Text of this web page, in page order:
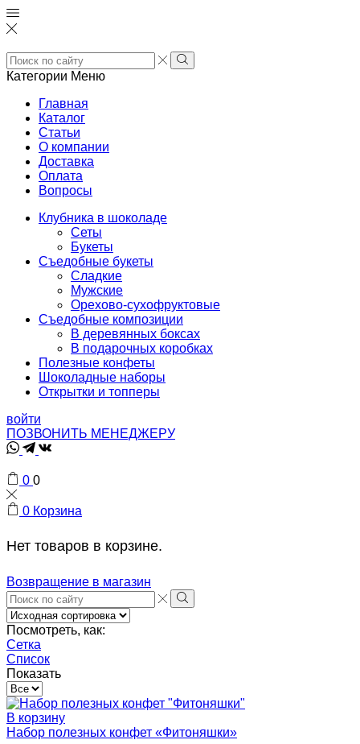
Search
input
Search
Категории Меню
Главная
Каталог
Статьи
О компании
Доставка
Оплата
Вопросы
Клубника в шоколаде
Сеты
Букеты
Съедобные букеты
Сладкие
Мужские
Орехово-сухофруктовые
Съедобные композиции
В деревянных боксах
В подарочных коробках
Полезные конфеты
Шоколадные наборы
Открытки и топперы
войти
ПОЗВОНИТЬ МЕНЕДЖЕРУ
Whatsapp
Telegram
VK
0 0
0 Корзина
Нет товаров в корзине.
Возвращение в магазин
Search
input
Search
Посмотреть, как:
Сетка
Список
Показать
Товаров
на
странице
В корзину
Набор полезных конфет «Фитоняшки»